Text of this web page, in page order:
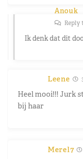
Anouk
Reply
Ik denk dat dit
Leene
Heel mooi!!! Jurk
bij haar
Merel7